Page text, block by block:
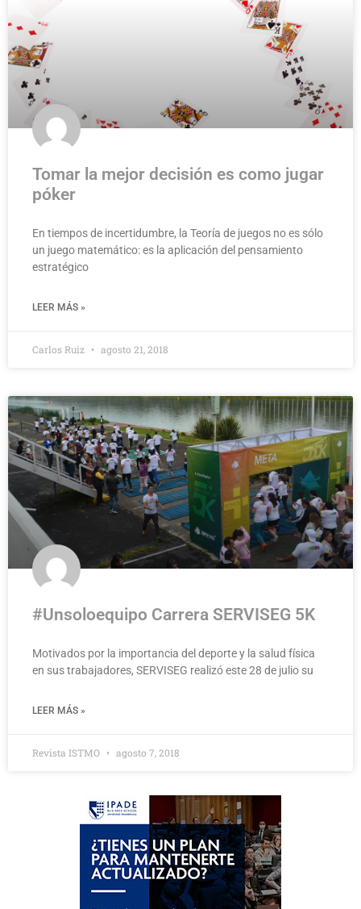
Tomar la mejor decisión es como jugar
póker
En tiempos de incertidumbre, la Teoría de juegos no es sólo
un juego matemático: es la aplicación del pensamiento
estratégico
LEER MÁS »
Carlos Ruiz agosto 21, 2018
#Unsoloequipo Carrera SERVISEG 5K
Motivados por la importancia del deporte y la salud física
en sus trabajadores, SERVISEG realizó este 28 de julio su
LEER MÁS »
Revista ISTMO agosto 7, 2018